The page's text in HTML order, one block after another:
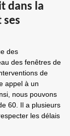
dans la
des
des fenêtres de
de
appel à un
nous pouvons
60. Il a plusieurs
les délais